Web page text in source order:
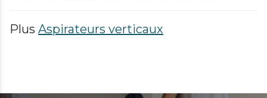
Plus Aspirateurs verticaux